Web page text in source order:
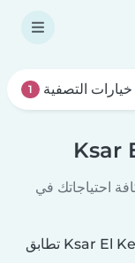
خيارات التصفية 1
احتياجاتك في
لا توجد حاليًا أي مربيات أطفال في Ksar El Kebir تطابق